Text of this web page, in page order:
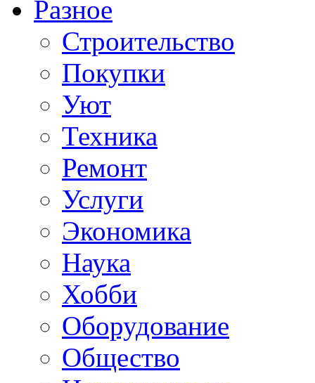
Разное
Строительство
Покупки
Уют
Техника
Ремонт
Услуги
Экономика
Наука
Хобби
Оборудование
Общество